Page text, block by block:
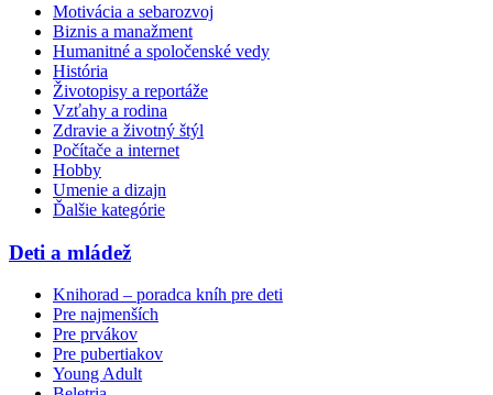
Motivácia a sebarozvoj
Biznis a manažment
Humanitné a spoločenské vedy
História
Životopisy a reportáže
Vzťahy a rodina
Zdravie a životný štýl
Počítače a internet
Hobby
Umenie a dizajn
Ďalšie kategórie
Deti a mládež
Knihorad – poradca kníh pre deti
Pre najmenších
Pre prvákov
Pre pubertiakov
Young Adult